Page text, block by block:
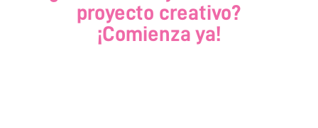
proyecto creativo?
¡Comienza ya!